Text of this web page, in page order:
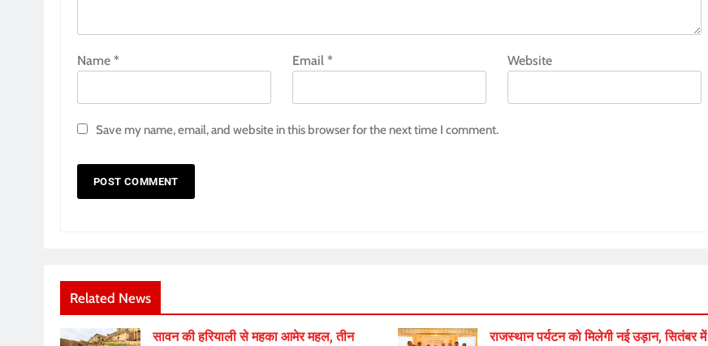
Name * Email* Website
Save my name, email, and website in this browser for the next time I comment.
Related News
सावन की हरियाली से महका आमेर महल, तीन राजस्थान पर्यटन को मिलेगी नई उड़ान, सितंबर में